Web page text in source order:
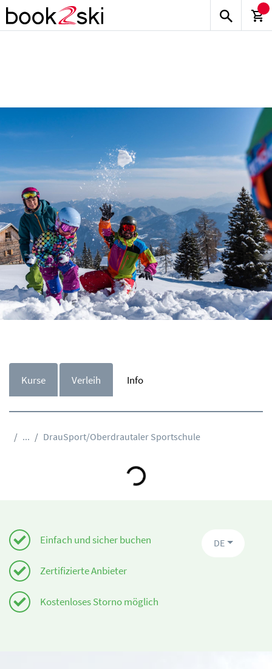
Kurse Verleih Info
... DrauSport/Oberdrautaler Sportschule
Loading...
Einfach und sicher buchen
Zertifizierte Anbieter
Kostenloses Storno möglich
DE